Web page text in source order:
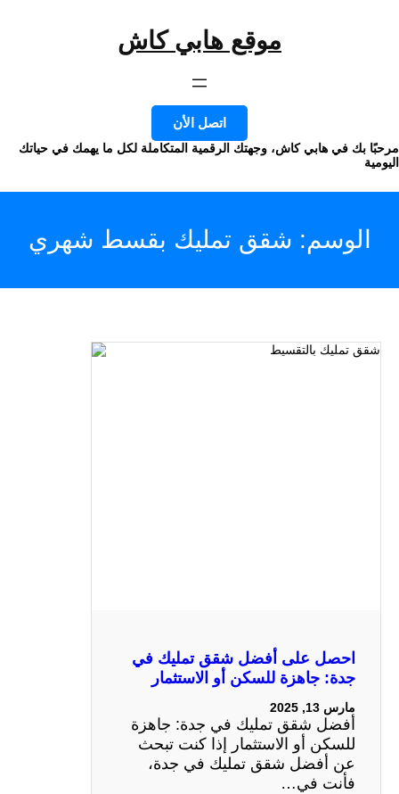
موقع هابي كاش
اتصل الأن
بك في هابي كاش، وجهتك الرقمية المتكاملة لكل ما يهمك في حياتك
الوسم:شقق تمليك بقسط شهري
احصل على أفضل شقق تمليك في
جدة: جاهزة للسكن أو الاستثمار
مارس 13, 2025
أفضل شقق تمليك في جدة: جاهزة
للسكن أو الاستثمار إذا كنت تبحث
عن أفضل شقق تمليك في جدة،
فأنت في…